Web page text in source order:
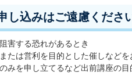
し込みはご遠慮くださ
害する恐れがあるとき
たは営利を目的とした催しなど
みを申し立てるなど出前講座の目